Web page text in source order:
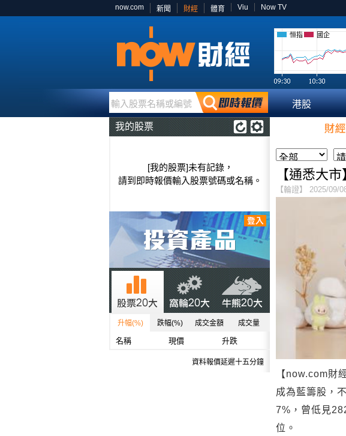
now.com 新聞 財經 體育 Viu Now TV
恒指 國企
輸入股票名稱或編號 港股
我的股票
[我的股票]未有記錄，
請到即時報價輸入股票號碼或名稱。
升幅(%) 跌幅(%) 成交金額 成交量
名稱 現價 升跌
資料報價延遲十五分鐘
【通悉大
【輪證】 2025/09/
【now.com財
成為藍籌股，
7%，曾低見
位。